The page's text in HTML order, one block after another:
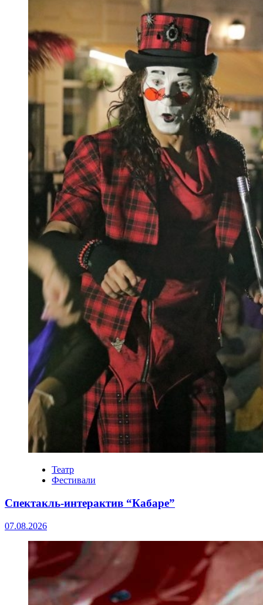
Театр
Фестивали
Спектакль-интерактив “Кабаре”
07.08.2026